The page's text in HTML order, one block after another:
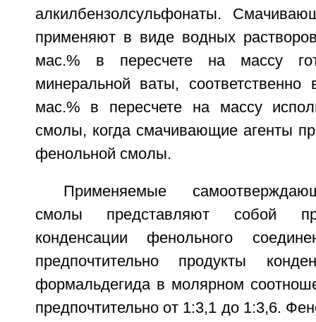
алкилбензолсульфонаты.
применяют в виде водных
мас.% в пересчете на массу
минеральной ваты,
мас.% в пересчете на массу
смолы, когда смачивающие агенты
фенольной смолы.
Применяемые
смолы представляют собой
конденсации фенольного
предпочтительно продукты
формальдегида в молярном
предпочтительно от 1:3,1 до 1:3,6.